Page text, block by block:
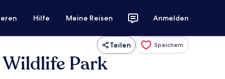
Hilfe Meine Reisen Anmelden
Teilen Speichern
Park